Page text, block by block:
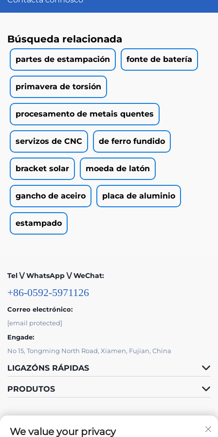
Búsqueda relacionada
partes de estampación fonte de batería
primavera de torsión
procesamento de metais quentes
servizos de CNC de ferro fundido
bracket solar moeda de latón
gancho de aceiro placa de aluminio
estampado
Tel \/ WhatsApp \/ WeChat:
+86-0592-5971126
Correo electrónico:
[email protected]
Engade:
No 15, Tongming North Road, Xiamen, Fujian, China
LIGAZÓNS RÁPIDAS
PRODUTOS
We value your privacy